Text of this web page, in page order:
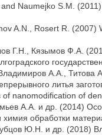
Naumejko S.M.
A.N., Rosert R.
Г.Н., Кязымов Ф.А.
А.А., Титова
литья
of nanomodification of
А.А. и др. (2014)
обработки
Ю.Н. и др. (2018)